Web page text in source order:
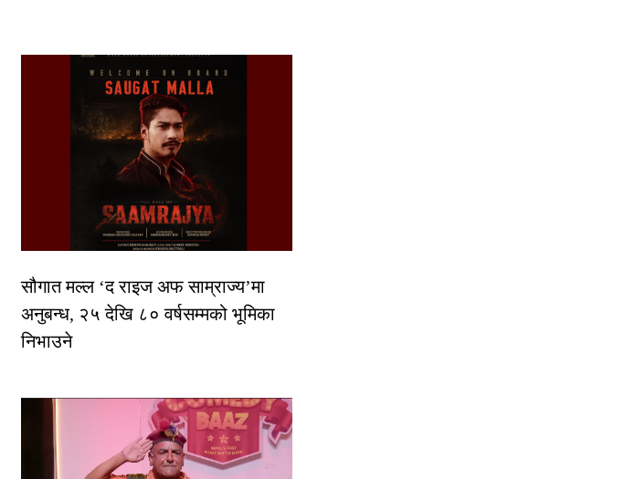
सौगात मल्ल ‘द राइज अफ साम्राज्य’मा
अनुबन्ध, २५ देखि ८० वर्षसम्मको भूमिका
निभाउने